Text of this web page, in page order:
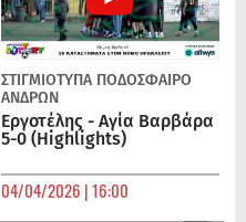
ΣΤΙΓΜΙΟΤΥΠΑ ΠΟΔΌΣΦΑΙΡΟ
ΑΝΔΡΏΝ
Εργοτέλης - Αγία Βαρβάρα
5-0 (Highlights)
04/04/2026 | 16:00